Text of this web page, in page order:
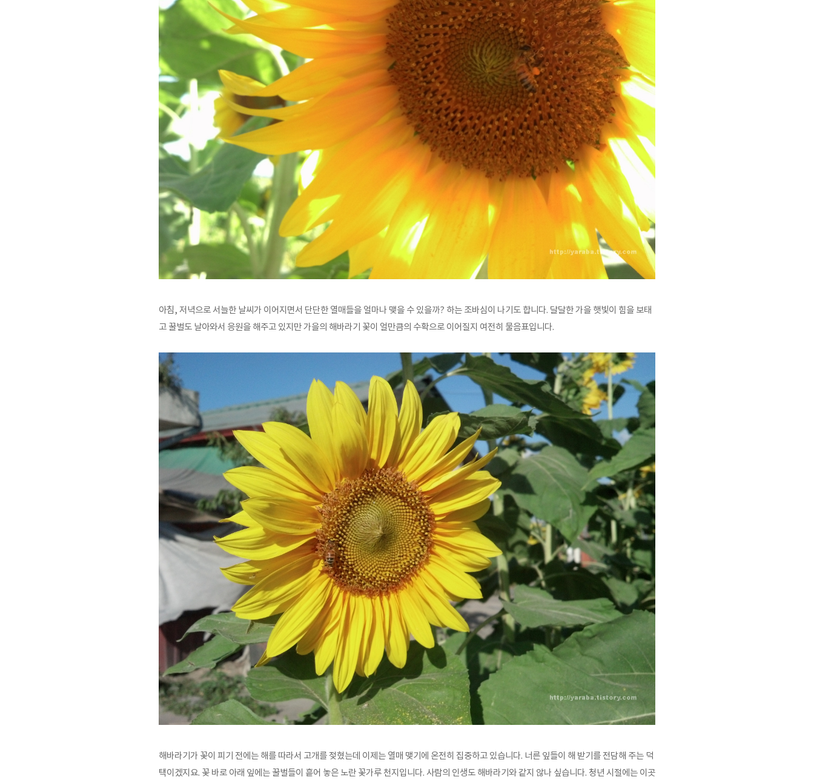
아침, 저녁으로 서늘한 날씨가 이어지면서 단단한 열매들을 얼마나 맺을 수 있을까? 하는 조바심이 나기도 합니다. 달달한 가을 햇빛이 힘을 보태
고 꿀벌도 날아와서 응원을 해주고 있지만 가을의 해바라기 꽃이 얼만큼의 수확으로 이어질지 여전히 물음표입니다.
해바라기가 꽃이 피기 전에는 해를 따라서 고개를 젖혔는데 이제는 열매 맺기에 온전히 집중하고 있습니다. 너른 잎들이 해 받기를 전담해 주는 덕
택이겠지요. 꽃 바로 아래 잎에는 꿀벌들이 흩어 놓은 노란 꽃가루 천지입니다. 사람의 인생도 해바라기와 같지 않나 싶습니다. 청년 시절에는 이곳